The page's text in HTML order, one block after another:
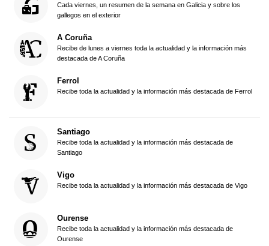
Cada viernes, un resumen de la semana en Galicia y sobre los
gallegos en el exterior
A Coruña
Recibe de lunes a viernes toda la actualidad y la información más
destacada de A Coruña
Ferrol
Recibe toda la actualidad y la información más destacada de Ferrol
Santiago
Recibe toda la actualidad y la información más destacada de
Santiago
Vigo
Recibe toda la actualidad y la información más destacada de Vigo
Ourense
Recibe toda la actualidad y la información más destacada de
Ourense